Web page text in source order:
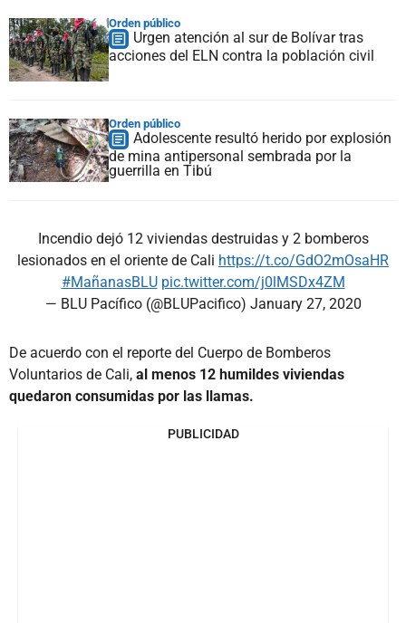
Orden público
Urgen atención al sur de Bolívar tras
acciones del ELN contra la población civil
Orden público
Adolescente resultó herido por explosión
de mina antipersonal sembrada por la
guerrilla en Tibú
Incendio dejó 12 viviendas destruidas y 2 bomberos
lesionados en el oriente de Cali https://t.co/GdO2mOsaHR
#MañanasBLU pic.twitter.com/j0lMSDx4ZM
— BLU Pacífico (@BLUPacifico) January 27, 2020
De acuerdo con el reporte del Cuerpo de Bomberos
Voluntarios de Cali, al menos 12 humildes viviendas
quedaron consumidas por las llamas.
PUBLICIDAD